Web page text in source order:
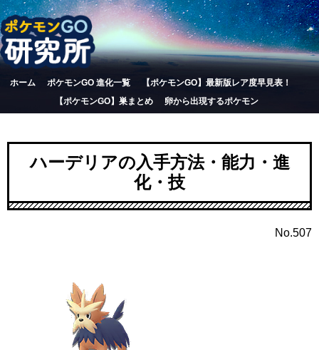
ホーム ポケモンGO 進化一覧
【ポケモンGO】最新版レア度早見表！
【ポケモンGO】巣まとめ
卵から出現するポケモン
ハーデリアの入手方法・能力・進
化・技
No.507